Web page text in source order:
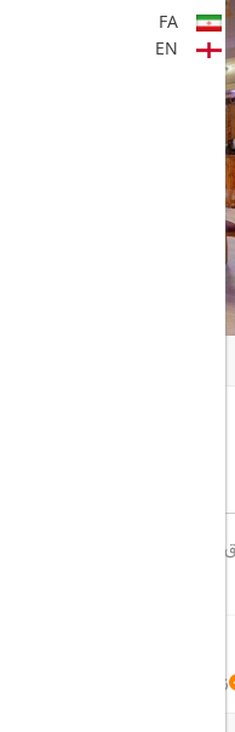
زبان عربی
FA
EN